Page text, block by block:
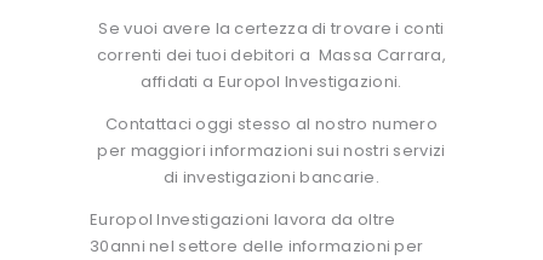
Se vuoi avere la certezza di trovare i conti
correnti dei tuoi debitori a Massa Carrara,
affidati a Europol Investigazioni.
Contattaci oggi stesso al nostro numero
per maggiori informazioni sui nostri servizi
di investigazioni bancarie.
Europol Investigazioni lavora da oltre
30anni nel settore delle informazioni per